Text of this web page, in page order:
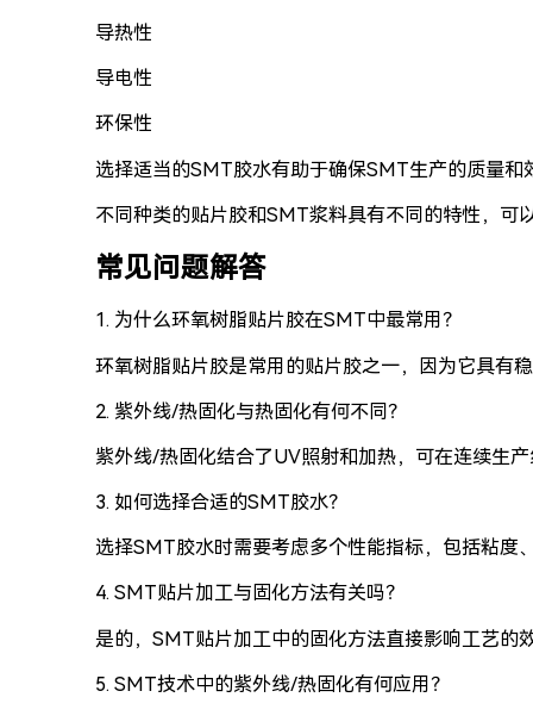
导热性
导电性
环保性
选择适当的SMT胶水有助于确保SMT生产的质量和
不同种类的贴片胶和SMT浆料具有不同的特性，可
常见问题解答
1. 为什么环氧树脂贴片胶在SMT中最常用？
环氧树脂贴片胶是常用的贴片胶之一，因为它具有
2. 紫外线/热固化与热固化有何不同？
紫外线/热固化结合了UV照射和加热，可在连续生
3. 如何选择合适的SMT胶水？
选择SMT胶水时需要考虑多个性能指标，包括粘度
4. SMT贴片加工与固化方法有关吗？
是的，SMT贴片加工中的固化方法直接影响工艺的
5. SMT技术中的紫外线/热固化有何应用？